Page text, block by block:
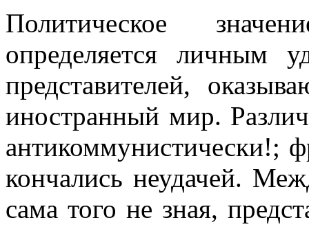
Политическое
определяется личным
представителей,
иностранный мир.
антикоммунистически!;
кончались неудачей.
сама того не зная,